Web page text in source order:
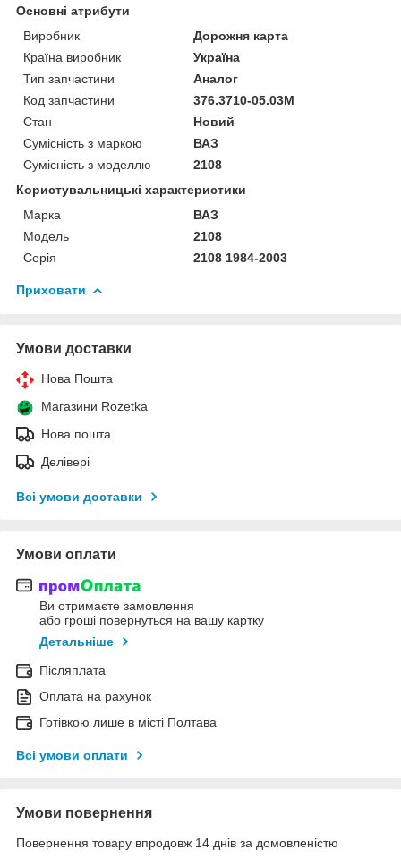
Основні атрибути
Виробник
Дорожня карта
Країна виробник
Україна
Тип запчастини
Аналог
Код запчастини
376.3710-05.03М
Стан
Новий
Сумісність з маркою
ВАЗ
Сумісність з моделлю
2108
Користувальницькі характеристики
Марка
ВАЗ
Модель
2108
Серія
2108 1984-2003
Приховати
Умови доставки
Нова Пошта
Магазини Rozetka
Нова пошта
Делівері
Всі умови доставки
Умови оплати
Ви отримаєте замовлення
або гроші повернуться на вашу картку
Детальніше
Післяплата
Оплата на рахунок
Готівкою лише в місті Полтава
Всі умови оплати
Умови повернення
Повернення товару впродовж 14 днів за домовленістю